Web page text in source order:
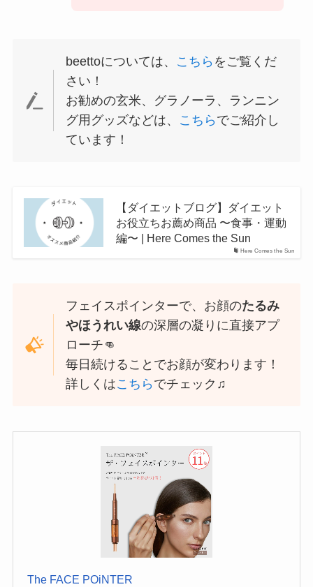
beettoについては、 こちら をご覧くだ
さい！
お勧めの玄米、グラノーラ、ランニン
グ用グッズなどは、 こちら でご紹介し
ています！
Here Comes the Sun
【ダイエットブログ】ダイエット
お役立ちお薦め商品 〜食事・運動
編〜 | Here Comes the Sun
フェイスポインターで、お顔のたるみ
やほうれい線の深層の凝りに直接アプ
ローチ👊
毎日続けることでお顔が変わります！
詳しくはこちら でチェック♫
The FACE POiNTER